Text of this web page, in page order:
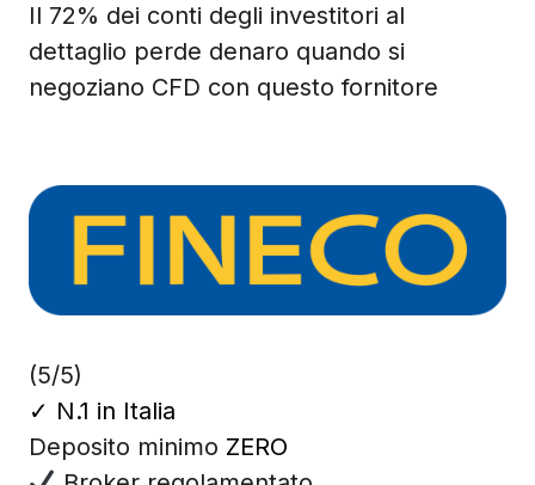
Il 72% dei conti degli investitori al
dettaglio perde denaro quando si
negoziano CFD con questo fornitore
(5/5)
✓ N.1 in Italia
Deposito minimo ZERO